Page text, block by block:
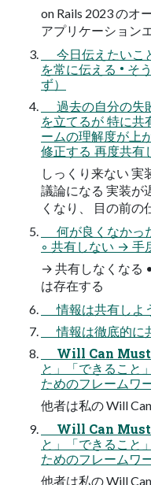
on Rails 2023 のオ
アプリケーション
今⽇伝えたいこ
を常に伝える • そ
ず）
過去の⾃分の失
を⽴てるが 特に共
ームの理解度が上
修正する 再度共有
しっくり来ない 実
議論になる 実装が
くなり、 ⽬の前の
何が良くなかっ
◦ 共有しない → ⼿
→ 共有しなくなる
は存在する
情報は共有しよ
情報は徹底的に
Will Can Must
と」「できること
ためのフレームワ
他者は私の Will
Will Can Must
と」「できること
ためのフレームワ
他者は私の Will